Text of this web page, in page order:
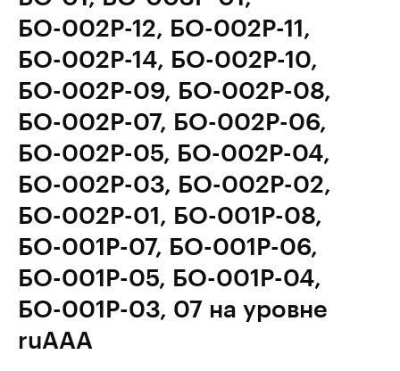
БО-002Р-12, БО-002Р-11,
БО-002Р-14, БО-002Р-10,
БО-002Р-09, БО-002Р-08,
БО-002Р-07, БО-002Р-06,
БО-002Р-05, БО-002Р-04,
БО-002Р-03, БО-002Р-02,
БО-002Р-01, БО-001Р-08,
БО-001Р-07, БО-001Р-06,
БО-001Р-05, БО-001Р-04,
БО-001Р-03, 07 на уровне
ruAAA